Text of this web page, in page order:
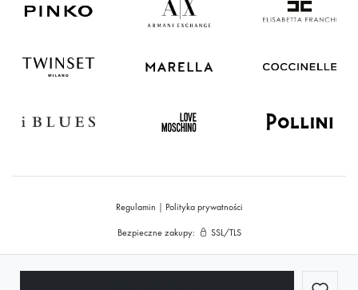
Regulamin | Polityka prywatności
Bezpieczne zakupy:
SSL/TLS